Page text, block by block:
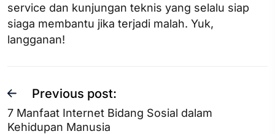
service dan kunjungan teknis yang selalu siap
siaga membantu jika terjadi malah. Yuk,
langganan!
Previous post:
7 Manfaat Internet Bidang Sosial dalam
Kehidupan Manusia